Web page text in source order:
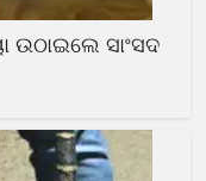
ଉଠାଇଲେ ସାଂସଦ